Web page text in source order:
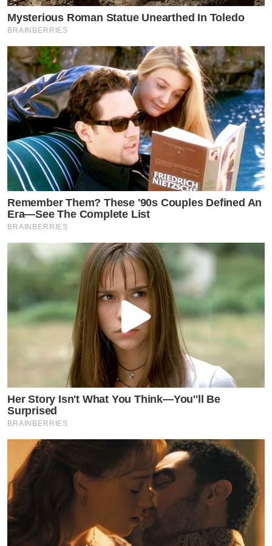
ปะป๊า และ เมดา
Mysterious Roman Statue Unearthed In Toledo
BRAINBERRIES
Remember Them? These '90s Couples Defined An
Era—See The Complete List
BRAINBERRIES
Her Story Isn't What You Think—You''ll Be
Surprised
BRAINBERRIES